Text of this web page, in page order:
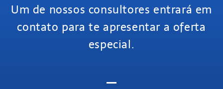
Um de nossos consultores entrará em
contato para te apresentar a oferta
especial.